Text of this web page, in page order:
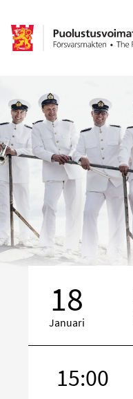
18
Januari
15:00